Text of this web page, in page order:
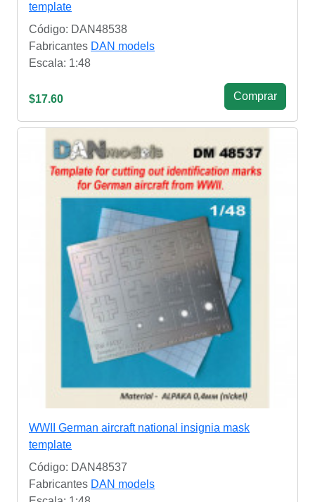
template
Código: DAN48538
Fabricantes DAN models
Escala: 1:48
$17.60 Сomprar
WWII German aircraft national insignia mask
template
Código: DAN48537
Fabricantes DAN models